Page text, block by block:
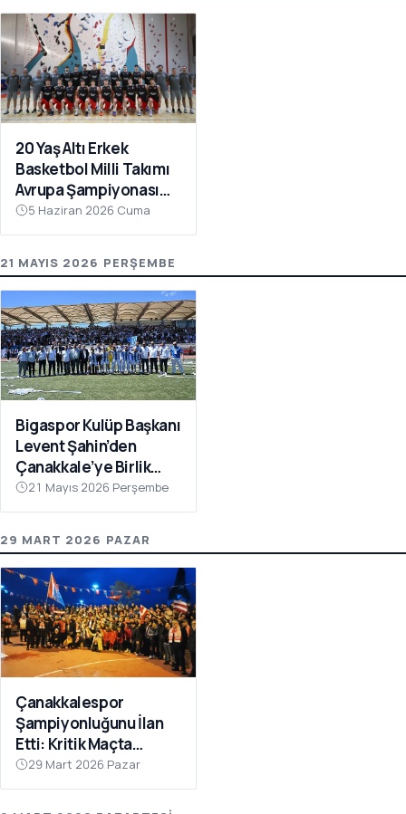
20 Yaş Altı Erkek
Basketbol Milli Takımı
Avrupa Şampiyonası
Hazırlıkları İçin
Çanakkale’de Kampa
5 Haziran 2026 Cuma
21 MAYIS 2026 PERŞEMBE
Bigaspor Kulüp Başkanı
Levent Şahin’den
Çanakkale’ye Birlik
Çağrısı
21 Mayıs 2026 Perşembe
29 MART 2026 PAZAR
Çanakkalespor
Şampiyonluğunu İlan
Etti: Kritik Maçta
Galibiyet Geldi
29 Mart 2026 Pazar